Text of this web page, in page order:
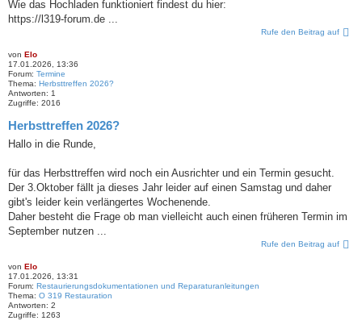
Wie das Hochladen funktioniert findest du hier:
https://l319-forum.de ...
Rufe den Beitrag auf
von Elo
17.01.2026, 13:36
Forum: Termine
Thema: Herbsttreffen 2026?
Antworten: 1
Zugriffe: 2016
Herbsttreffen 2026?
Hallo in die Runde,
für das Herbsttreffen wird noch ein Ausrichter und ein Termin gesucht.
Der 3.Oktober fällt ja dieses Jahr leider auf einen Samstag und daher
gibt's leider kein verlängertes Wochenende.
Daher besteht die Frage ob man vielleicht auch einen früheren Termin im
September nutzen ...
Rufe den Beitrag auf
von Elo
17.01.2026, 13:31
Forum: Restaurierungsdokumentationen und Reparaturanleitungen
Thema: O 319 Restauration
Antworten: 2
Zugriffe: 1263